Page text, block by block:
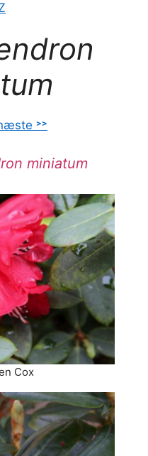
˃˃
miniatum
Cox